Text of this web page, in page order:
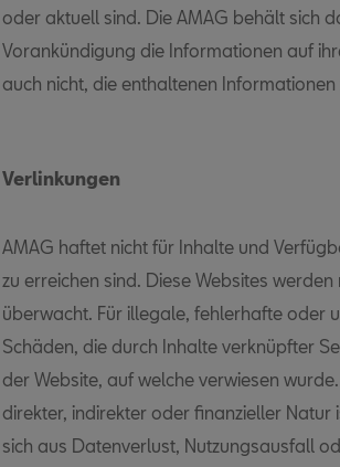
oder aktuell sind. Die AMAG behält sich
Vorankündigung die Informationen auf
auch nicht, die enthaltenen Informationen
Verlinkungen
AMAG haftet nicht für Inhalte und
zu erreichen sind. Diese Websites
überwacht. Für illegale, fehlerhafte oder
Schäden, die durch Inhalte verknüpfter
der Website, auf welche verwiesen
direkter, indirekter oder finanzieller
sich aus Datenverlust, Nutzungsausfall